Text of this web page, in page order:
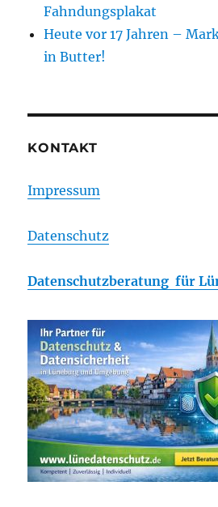
Fahndungsplakat
Heute vor 17 Jahren –
in Butter!
KONTAKT
Impressum
Datenschutz
Datenschutzberatung für